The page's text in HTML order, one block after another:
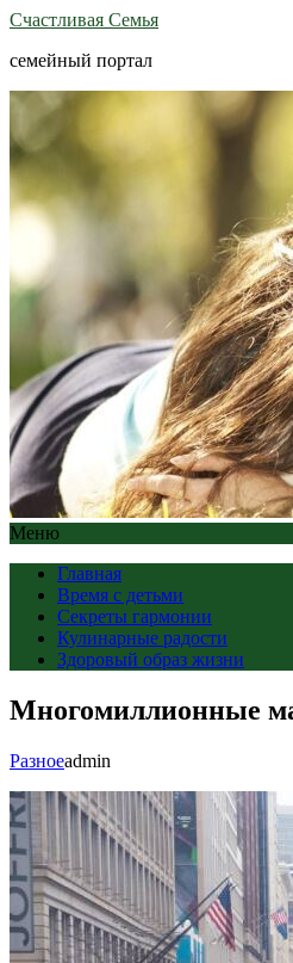
Счастливая Семья
семейный портал
Меню
Главная
Время с детьми
Секреты гармонии
Кулинарные радости
Здоровый образ жизни
Многомиллионные
Разноеadmin